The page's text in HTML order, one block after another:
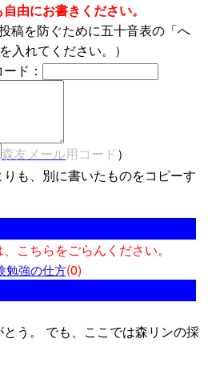
由にお書きください。
稿を防ぐために五十音表の「へ
入れてください。）
ド：
森友メール用コード）
も、別に書いたものをコピーす
こちらをごらんください。
勉強の仕方(0)
う。 でも、ここでは森リンの採